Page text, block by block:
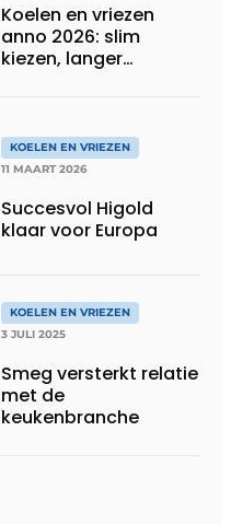
Koelen en vriezen
anno 2026: slim
kiezen, langer
KOELEN EN VRIEZEN
11 MAART 2026
Succesvol Higold
klaar voor Europa
KOELEN EN VRIEZEN
3 JULI 2025
Smeg versterkt relatie
met de
keukenbranche